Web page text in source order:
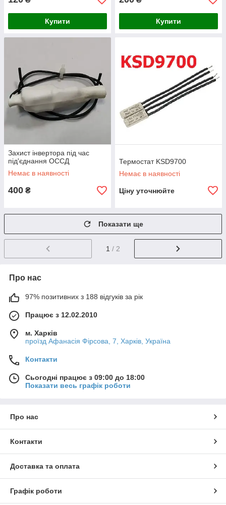
Купити Купити
Захист інвертора під час
під'єднання ОССД
Немає в наявності
400 ₴
Термостат KSD9700
Немає в наявності
Ціну уточнюйте
Показати ще
1 / 2
Про нас
97% позитивних з 188 відгуків за рік
Працює з 12.02.2010
м. Харків
проїзд Афанасія Фірсова, 7, Харків, Україна
Контакти
Сьогодні працює з 09:00 до 18:00
Показати весь графік роботи
Про нас
Контакти
Доставка та оплата
Графік роботи